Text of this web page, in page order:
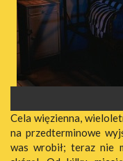
Cela więzienna,
na przedterminowe
was wrobił; teraz nie